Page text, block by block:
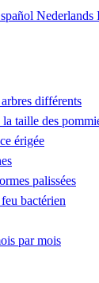
Nederlands
différents
taille des
érigée
palissées
bactérien
par mois